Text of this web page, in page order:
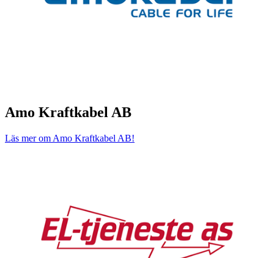
Amo Kraftkabel AB
Läs mer om Amo Kraftkabel AB!